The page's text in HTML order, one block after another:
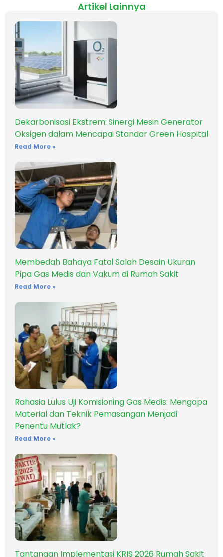
Artikel Lainnya
Dekarbonisasi Ekstrem: Sinergi Mesin Generator
Oksigen dalam Mencapai Standar Green Hospital
Read More »
Membedah Bahaya Fatal Salah Desain Ukuran
Pipa Gas Medis dan Vakum di Rumah Sakit
Read More »
Rahasia Lulus Uji Komisioning Gas Medis: Mengapa
Material dan Teknik Pemasangan Menjadi
Penentu Mutlak?
Read More »
Tantangan Implementasi KRIS 2026 Rumah Sakit